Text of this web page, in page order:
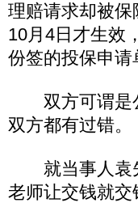
理赔请求却被
10月4日才生效
份签的投保申
双方可谓是公
双方都有过错。
就当事人袁先
老师让交钱就